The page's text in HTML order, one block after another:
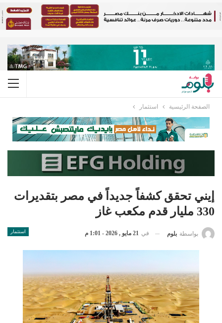
الصفحة الرئيسية استثمار
إيني تحقق كشفاً جديداً في مصر بتقديرات
330 مليار قدم مكعب غاز
استثمار بواسطة بلوم في 21 مايو , 2026 - 1:01 م